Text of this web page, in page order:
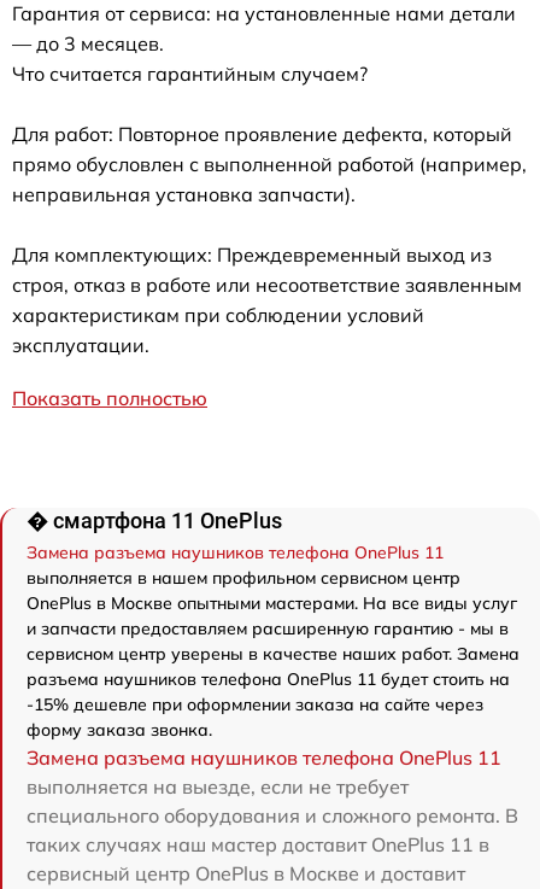
Гарантия от сервиса: на установленные нами детали
— до 3 месяцев.
Что считается гарантийным случаем?
Для работ: Повторное проявление дефекта, который
прямо обусловлен с выполненной работой (например,
неправильная установка запчасти).
Для комплектующих: Преждевременный выход из
строя, отказ в работе или несоответствие заявленным
характеристикам при соблюдении условий
эксплуатации.
Показать полностью
� смартфона 11 OnePlus
Замена разъема наушников телефона OnePlus 11
выполняется в нашем профильном сервисном центр
OnePlus в Москве опытными мастерами. На все виды услуг
и запчасти предоставляем расширенную гарантию - мы в
сервисном центр уверены в качестве наших работ. Замена
разъема наушников телефона OnePlus 11 будет стоить на
-15% дешевле при оформлении заказа на сайте через
форму заказа звонка.
Замена разъема наушников телефона OnePlus 11
выполняется на выезде, если не требует
специального оборудования и сложного ремонта. В
таких случаях наш мастер доставит OnePlus 11 в
сервисный центр OnePlus в Москве и доставит